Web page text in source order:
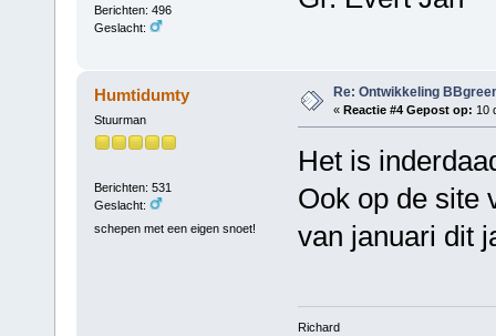
Berichten: 496
Geslacht:
Humtidumty
Stuurman
Berichten: 531
Geslacht:
schepen met een eigen snoet!
Re: Ontwikkeling
« Reactie #4 Gepost op: 10
Het is
Ook op de site
van januari dit
Richard